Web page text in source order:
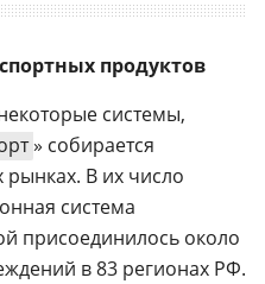
продуктов
системы,
» собирается
В их число
система
присоединилось около
в 83 регионах РФ.